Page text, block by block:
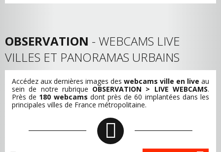
OBSERVATION - WEBCAMS LIVE
VILLES ET PANORAMAS URBAINS
Accédez aux dernières images des webcams ville en live au
sein de notre rubrique OBSERVATION > LIVE WEBCAMS.
Près de 180 webcams dont près de 60 implantées dans les
principales villes de France métropolitaine.